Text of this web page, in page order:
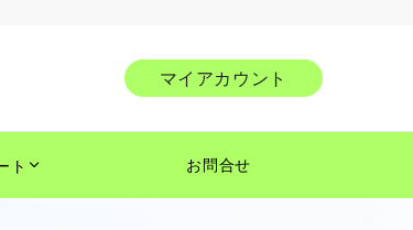
マイアカウント
ト お問合せ